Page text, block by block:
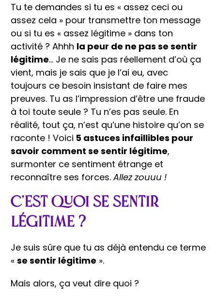
Tu te demandes si tu es « assez ceci ou
assez cela » pour transmettre ton message
ou si tu es « assez légitime » dans ton
activité ? Ahhh la peur de ne pas se sentir
légitime… Je ne sais pas réellement d’où ça
vient, mais je sais que je l’ai eu, avec
toujours ce besoin insistant de faire mes
preuves. Tu as l’impression d’être une fraude
à toi toute seule ? Tu n’es pas seule. En
réalité, tout ça, n’est qu’une histoire qu’on se
raconte ! Voici 5 astuces infaillibles pour
savoir comment se sentir légitime,
surmonter ce sentiment étrange et
reconnaître ses forces.Allez zouuu !
C’est quoi se sentir
légitime ?
Je suis sûre que tu as déjà entendu ce terme
«se sentir légitime ».
Mais alors, ça veut dire quoi ?